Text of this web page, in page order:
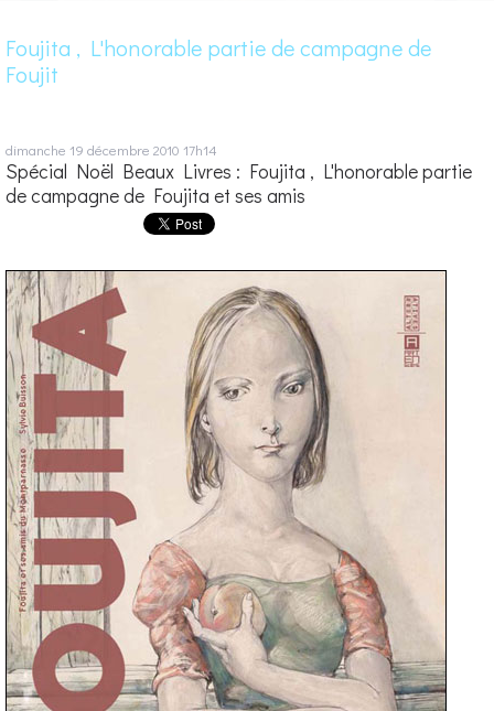
Foujita , L'honorable partie de campagne de
Foujit
dimanche 19 décembre 2010 17h14
Spécial Noël Beaux Livres : Foujita , L'honorable partie
de campagne de Foujita et ses amis